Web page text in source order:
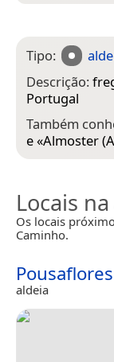
Tipo:
Descrição:
Portugal
Também
e «Almoster
Locais
Os locais
Caminho.
Pousaflores
aldeia